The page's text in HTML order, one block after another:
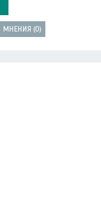
МНЕНИЯ (0)